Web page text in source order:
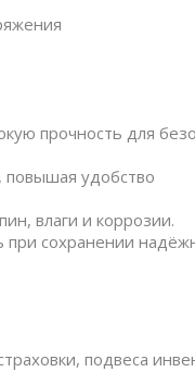
прочность для
повышая удобство
влаги и коррозии.
сохранении
подвеса